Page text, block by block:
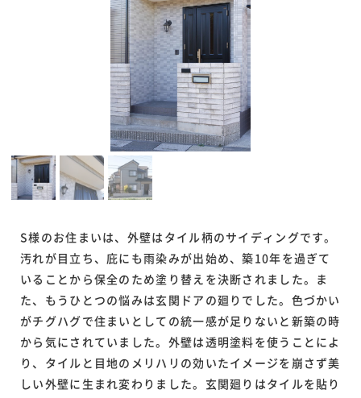
S様のお住まいは、外壁はタイル柄のサイディングです。
汚れが目立ち、庇にも雨染みが出始め、築10年を過ぎて
いることから保全のため塗り替えを決断されました。ま
た、もうひとつの悩みは玄関ドアの廻りでした。色づかい
がチグハグで住まいとしての統一感が足りないと新築の時
から気にされていました。外壁は透明塗料を使うことによ
り、タイルと目地のメリハリの効いたイメージを崩さず美
しい外壁に生まれ変わりました。玄関廻りはタイルを貼り